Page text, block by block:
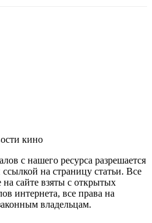
кино
с нашего ресурса разрешается
на страницу статьи. Все
сайте взяты с открытых
интернета, все права на
владельцам.